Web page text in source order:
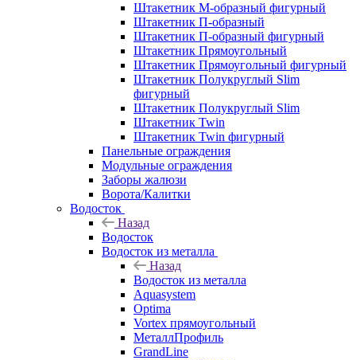
Штакетник М-образный фигурный
Штакетник П-образный
Штакетник П-образный фигурный
Штакетник Прямоугольный
Штакетник Прямоугольный фигурный
Штакетник Полукруглый Slim
фигурный
Штакетник Полукруглый Slim
Штакетник Twin
Штакетник Twin фигурный
Панельные ограждения
Модульные ограждения
Заборы жалюзи
Ворота/Калитки
Водосток
Назад
Водосток
Водосток из металла
Назад
Водосток из металла
Aquasystem
Optima
Vortex прямоугольный
МеталлПрофиль
GrandLine